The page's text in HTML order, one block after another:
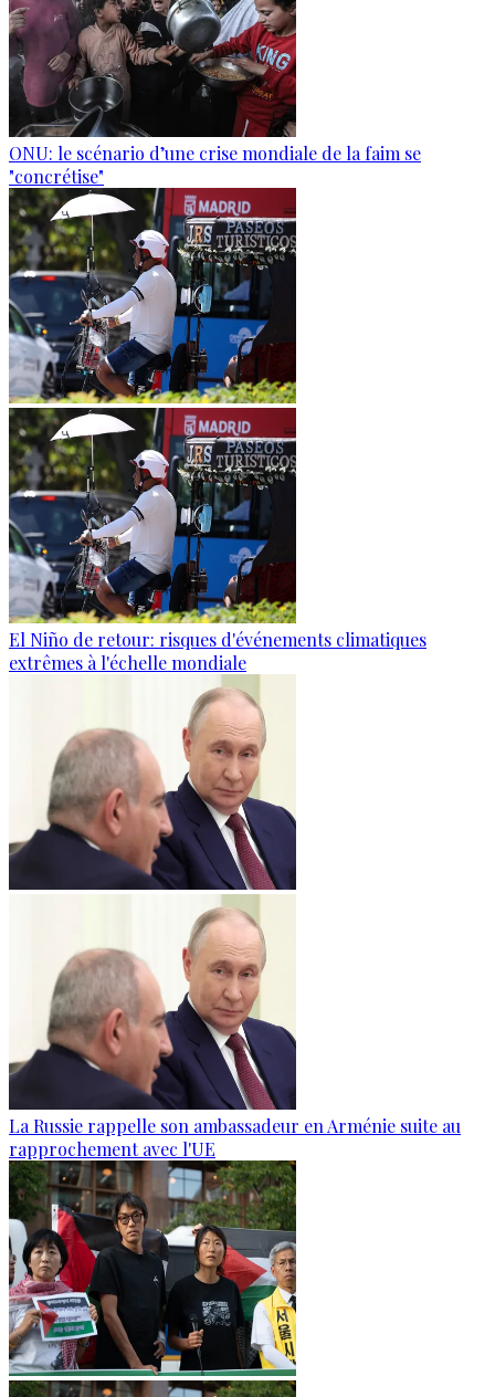
ONU: le scénario d’une crise mondiale de la faim se
"concrétise"
El Niño de retour: risques d'événements climatiques
extrêmes à l'échelle mondiale
La Russie rappelle son ambassadeur en Arménie suite au
rapprochement avec l'UE